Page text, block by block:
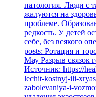
патология. Люди с
жалуются на
проблеме.
редкость. У детей
себе, без всякого
posts: Ротация и
Мау Разрыв связок
Источник: https://
lechit-kostnyj-ili-
zabolevaniya-i-